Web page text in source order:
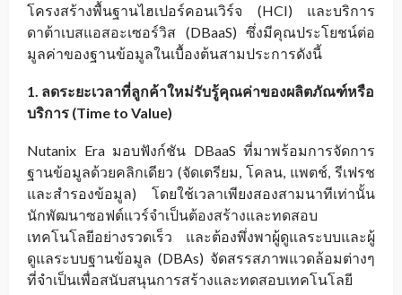
โครงสร้างพื้นฐานไฮเปอร์คอนเวิร์จ (HCI) และบริการ
ดาต้าเบสแอสอะเซอร์วิส (DBaaS) ซึ่งมีคุณประโยชน์ต่อ
มูลค่าของฐานข้อมูลในเบื้องต้นสามประการดังนี้
1. ลดระยะเวลาที่ลูกค้าใหม่รับรู้คุณค่าของผลิตภัณฑ์หรือ
บริการ (Time to Value)
Nutanix Era มอบฟังก์ชัน DBaaS ที่มาพร้อมการจัดการ
ฐานข้อมูลด้วยคลิกเดียว (จัดเตรียม, โคลน, แพตช์, รีเฟรช
และสำรองข้อมูล) โดยใช้เวลาเพียงสองสามนาทีเท่านั้น
นักพัฒนาซอฟต์แวร์จำเป็นต้องสร้างและทดสอบ
เทคโนโลยีอย่างรวดเร็ว และต้องพึ่งพาผู้ดูแลระบบและผู้
ดูแลระบบฐานข้อมูล (DBAs) จัดสรรสภาพแวดล้อมต่างๆ
ที่จำเป็นเพื่อสนับสนุนการสร้างและทดสอบเทคโนโลยี